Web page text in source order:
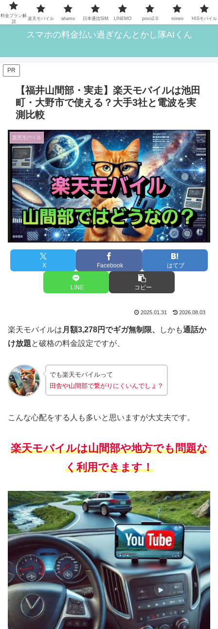
格安SIMら11回線を実際に使ってきた筆者がいろいろ解説
スマホの料金払い過ぎなんとかし隊AIくん
PR
【福井山間部・実走】楽天モバイルは池田
町・大野市で使える？大手3社と電波を実
測比較
楽天モバイル
X Facebook はてブ
LINE コピー
2025.01.31 2026.08.03
楽天モバイルは 月額3,278円でギガ無制限、 しかも通話か
け放題と破格の料金設定ですが、
でも楽天モバイルって
田舎や山間部で繋がりにくいんでしょ？
こんな心配をする人も多いと思いますが大丈夫です。
楽天モバイルは山間部や地方でも問題な
く利用できます！
料金プラン解
説
楽天モバイル ahamo 日本通信SIM LINEMO povo2.0 mineo HISモバイル